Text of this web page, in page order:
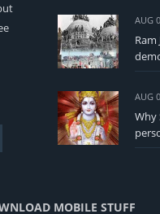
AUG
AUG
Why
MOBILE STUFF